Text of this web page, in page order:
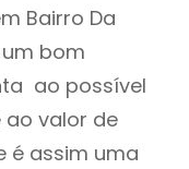
Bairro Da
bom
ao possível
valor de
é assim uma